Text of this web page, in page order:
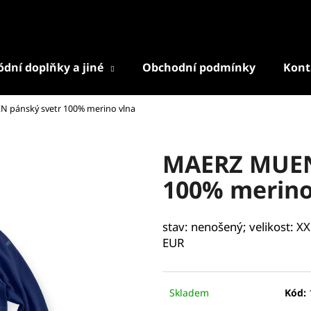
doplňky a jiné Obchodní podmínky
pánský svetr 100% merino vlna
MAERZ
100%
stav: nenošený; velikost:
EUR
Skladem Kód:
Co potřebujete najít?